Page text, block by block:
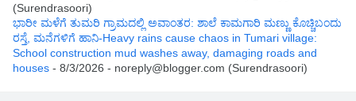
(Surendrasoori)
ಭಾರೀ ಮಳೆಗೆ ತುಮರಿ ಗ್ರಾಮದಲ್ಲಿ ಅವಾಂತರ: ಶಾಲೆ ಕಾಮಗಾರಿ ಮಣ್ಣು ಕೊಚ್ಚಿಬಂದು
ರಸ್ತೆ, ಮನೆಗಳಿಗೆ ಹಾನಿ-Heavy rains cause chaos in Tumari village:
School construction mud washes away, damaging roads and
houses - 8/3/2026 - noreply@blogger.com (Surendrasoori)